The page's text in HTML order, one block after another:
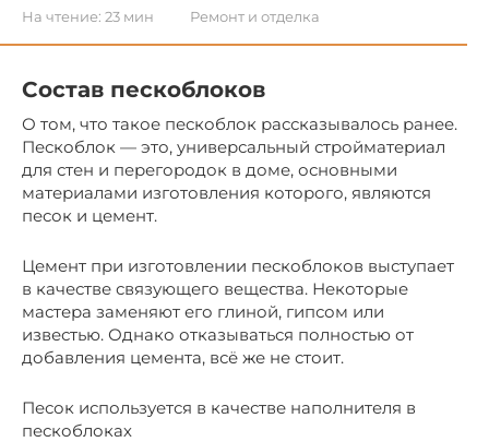
На чтение: 23 мин Ремонт и отделка
Состав пескоблоков
О том, что такое пескоблок рассказывалось ранее.
Пескоблок — это, универсальный стройматериал
для стен и перегородок в доме, основными
материалами изготовления которого, являются
песок и цемент.
Цемент при изготовлении пескоблоков выступает
в качестве связующего вещества. Некоторые
мастера заменяют его глиной, гипсом или
известью. Однако отказываться полностью от
добавления цемента, всё же не стоит.
Песок используется в качестве наполнителя в
пескоблоках